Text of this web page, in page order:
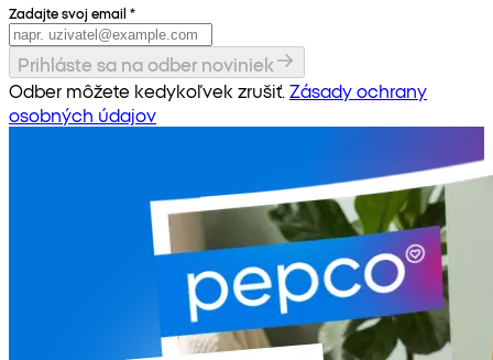
Zadajte svoj email *
Prihláste sa na odber noviniek
Odber môžete kedykoľvek zrušiť. Zásady ochrany
osobných údajov